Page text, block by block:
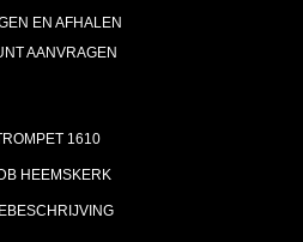
EN AFHALEN
AANVRAGEN
1610
HEEMSKERK